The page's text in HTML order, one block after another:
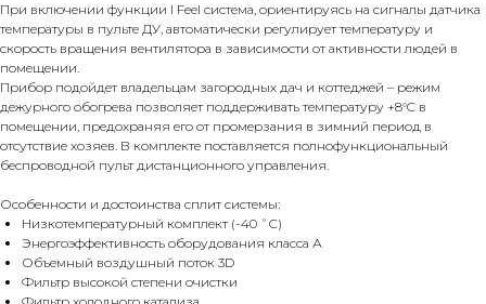
При включении функции I Feel система, ориентируясь на сигналы датчика
температуры в пульте ДУ, автоматически регулирует температуру и
скорость вращения вентилятора в зависимости от активности людей в
помещении.
Прибор подойдет владельцам загородных дач и коттеджей – режим
дежурного обогрева позволяет поддерживать температуру +8°C в
помещении, предохраняя его от промерзания в зимний период в
отсутствие хозяев. В комплекте поставляется полнофункциональный
беспроводной пульт дистанционного управления.
Особенности и достоинства сплит системы:
Низкотемпературный комплект (-40 ˚С)
Энергоэффективность оборудования класса А
Объемный воздушный поток 3D
Фильтр высокой степени очистки